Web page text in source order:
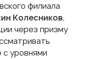
филиала
Колесников,
через призму
уровнями